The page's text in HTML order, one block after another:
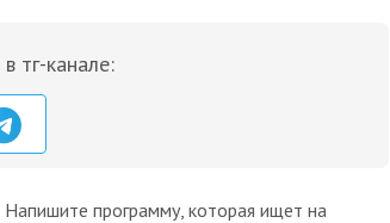
тг-канале:
программу, которая ищет на